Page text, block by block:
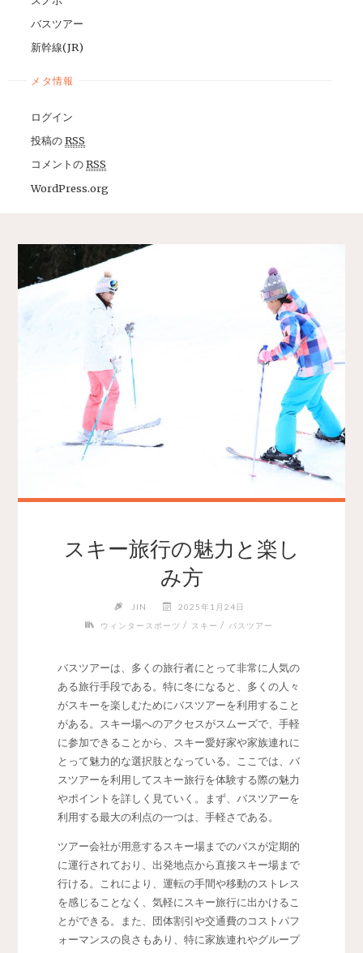
バスツアー
新幹線(JR)
メタ情報
ログイン
投稿のRSS
コメントのRSS
WordPress.org
スキー旅行の魅力と楽し
み方
JIN
2025年1月24日
ウィンタースポーツ / スキー / バスツアー
バスツアーは、多くの旅行者にとって非常に人気の
ある旅行手段である。 特に冬になると、多くの人々
がスキーを楽しむためにバスツアーを利用すること
がある。スキー場へのアクセスがスムーズで、手軽
に参加できることから、スキー愛好家や家族連れに
とって魅力的な選択肢となっている。ここでは、バ
スツアーを利用してスキー旅行を体験する際の魅力
やポイントを詳しく見ていく。まず、バスツアーを
利用する最大の利点の一つは、手軽さである。
ツアー会社が用意するスキー場までのバスが定期的
に運行されており、出発地点から直接スキー場まで
行ける。これにより、運転の手間や移動のストレス
を感じることなく、気軽にスキー旅行に出かけるこ
とができる。また、団体割引や交通費のコストパフ
ォーマンスの良さもあり、特に家族連れやグループ